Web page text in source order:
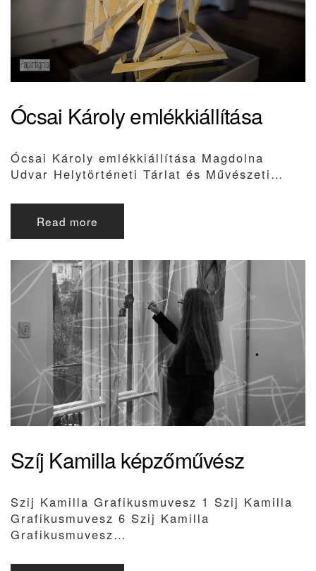
Ócsai Károly emlékkiállítása
Ócsai Károly emlékkiállítása Magdolna
Udvar Helytörténeti Tárlat és Művészeti…
Read more
Szíj Kamilla képzőművész
Szij Kamilla Grafikusmuvesz 1 Szij Kamilla
Grafikusmuvesz 6 Szij Kamilla
Grafikusmuvesz…